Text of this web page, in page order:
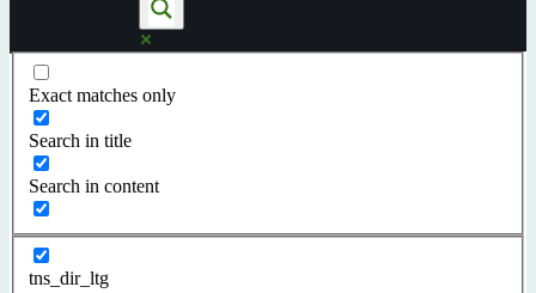
Exact matches only
Search in title
Search in content
tns_dir_ltg